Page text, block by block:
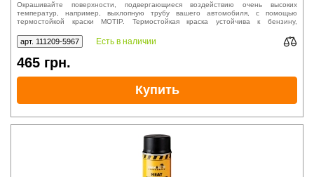
Окрашивайте поверхности, подвергающиеся воздействию очень высоких
температур, например, выхлопную трубу вашего автомобиля, с помощью
термостойкой краски MOTIP. Термостойкая краска устойчива к бензину,
арт. 111209-5967 Есть в наличии
465 грн.
Купить